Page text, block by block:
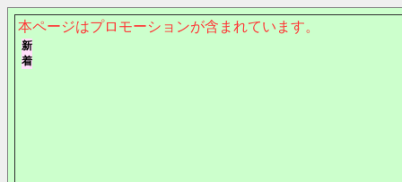
本ページはプロモーションが含まれています。